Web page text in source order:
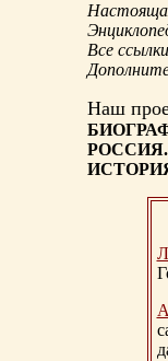
Все
Наш
РОССИЯ.